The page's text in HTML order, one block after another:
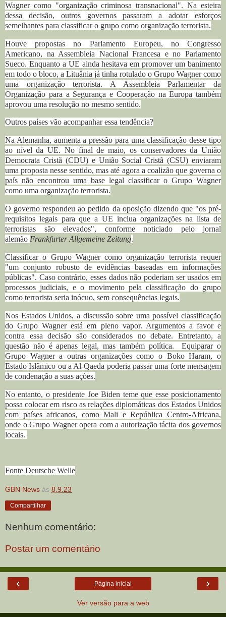
Wagner como "organização criminosa transnacional". Na esteira
dessa decisão, outros governos passaram a adotar esforços
semelhantes para classificar o grupo como organização terrorista.
Houve propostas no Parlamento Europeu, no Congresso
Americano, na Assembleia Nacional Francesa e no Parlamento
Sueco. Enquanto a UE ainda hesitava em promover um banimento
em todo o bloco, a Lituânia já tinha rotulado o Grupo Wagner como
uma organização terrorista. A Assembleia Parlamentar da
Organização para a Segurança e Cooperação na Europa também
aprovou uma resolução no mesmo sentido.
Outros países vão acompanhar essa tendência?
Na Alemanha, aumenta a pressão para uma classificação desse tipo
ao nível da UE. No final de maio, os conservadores da União
Democrata Cristã (CDU) e União Social Cristã (CSU) enviaram
uma proposta nesse sentido, mas até agora a coalizão que governa o
país não encontrou uma base legal classificar o Grupo Wagner
como uma organização terrorista.
O governo respondeu ao pedido da oposição dizendo que "os pré-
requisitos legais para que a UE inclua organizações na lista de
terroristas são elevados", conforme noticiado pelo jornal
alemão Frankfurter Allgemeine Zeitung.
Classificar o Grupo Wagner como organização terrorista requer
"um conjunto robusto de evidências baseadas em informações
públicas". Caso contrário, esses dados não poderiam ser usados em
processos judiciais, e o movimento pela classificação do grupo
como terrorista seria inócuo, sem consequências legais.
Nos Estados Unidos, a discussão sobre uma possível classificação
do Grupo Wagner está em pleno vapor. Argumentos a favor e
contra essa decisão são considerados no debate. Entretanto, a
questão não é apenas legal, mas também política. Equiparar o
Grupo Wagner a outras organizações como o Boko Haram, o
Estado Islâmico ou a Al-Qaeda poderia passar uma forte mensagem
de condenação a suas ações.
No entanto, o presidente Joe Biden teme que esse posicionamento
possa colocar em risco as relações diplomáticas dos Estados Unidos
com países africanos, como Mali e República Centro-Africana,
onde o Grupo Wagner opera com a autorização tácita dos governos
locais.
Fonte Deutsche Welle
GBN News às 8.9.23
Compartilhar
Nenhum comentário:
Postar um comentário
‹ ›
Página inicial
Ver versão para a web